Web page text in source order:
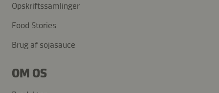
Opskriftssamlinger
Food Stories
Brug af sojasauce
OM OS